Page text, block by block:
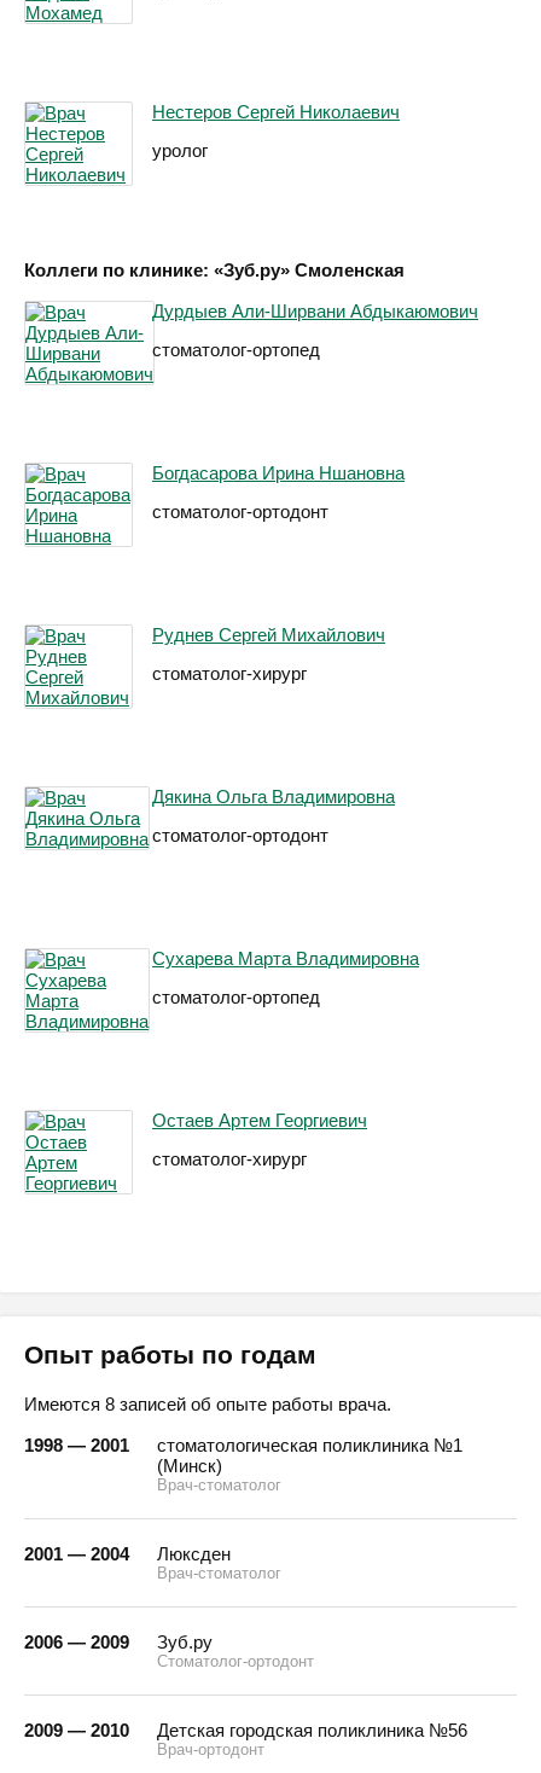
Нестеров Сергей Николаевич
уролог
Коллеги по клинике: «Зуб.ру» Смоленская
Дурдыев Али-Ширвани Абдыкаюмович
стоматолог-ортопед
Богдасарова Ирина Ншановна
стоматолог-ортодонт
Руднев Сергей Михайлович
стоматолог-хирург
Дякина Ольга Владимировна
стоматолог-ортодонт
Сухарева Марта Владимировна
стоматолог-ортопед
Остаев Артем Георгиевич
стоматолог-хирург
Опыт работы по годам
Имеются 8 записей об опыте работы врача.
1998 — 2001
стоматологическая поликлиника №1
(Минск)
Врач-стоматолог
2001 — 2004 Люксден
Врач-стоматолог
2006 — 2009 Зуб.ру
Стоматолог-ортодонт
2009 — 2010 Детская городская поликлиника №56
Врач-ортодонт